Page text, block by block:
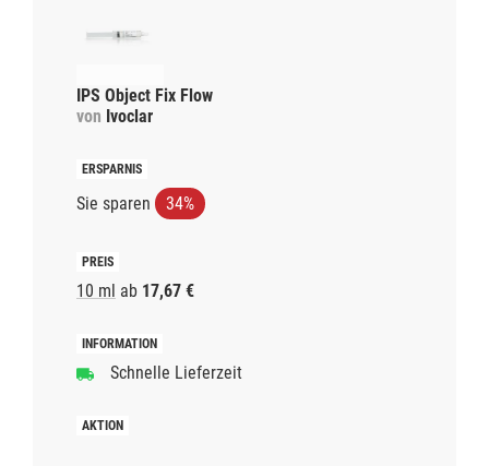
IPS Object Fix Flow
von Ivoclar
Sie sparen 34%
10 ml ab 17,67 €
Schnelle Lieferzeit